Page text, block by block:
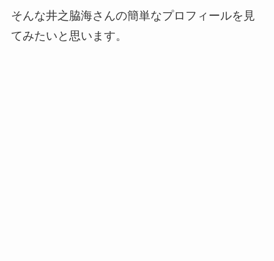
そんな井之脇海さんの簡単なプロフィールを見
てみたいと思います。